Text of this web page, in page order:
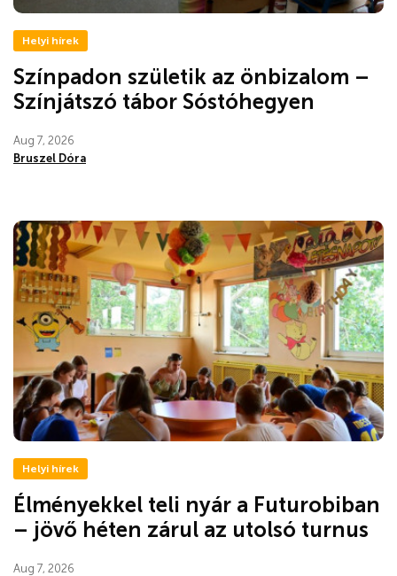
Helyi hírek
Színpadon születik az önbizalom –
Színjátszó tábor Sóstóhegyen
Aug 7, 2026
Bruszel Dóra
Helyi hírek
Élményekkel teli nyár a Futurobiban
– jövő héten zárul az utolsó turnus
Aug 7, 2026